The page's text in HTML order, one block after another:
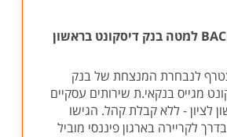
בנקאי BACK OFFICE למטה בנק דיסקונט בראשון
לנבחרת המנצחת של בנק
מגייס בנקאי.ת שירותים עסקיים
לציון - ללא קבלת קהל. הגישו
לקריירה בארגון פיננסי מוביל